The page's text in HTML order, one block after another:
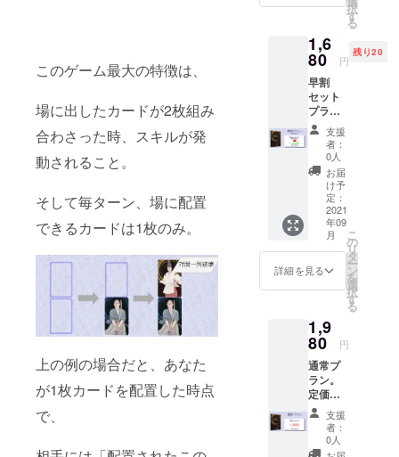
このゲーム最大の特徴は、
場に出したカードが2枚組み
合わさった時、スキルが発
動されること。
そして毎ターン、場に配置
できるカードは1枚のみ。
上の例の場合だと、あなた
が1枚カードを配置した時点
で、
いた方
とし
て、ハ
ンドル
ネーム
また
は、
Twitter
アカウ
ントの
お名前
を掲載
させて
くださ
い！ ※
支援
時、必
ハンド
ルネー
ムまた
は、
Twitter
アカウ
ントを
ご記入
くださ
カード
『戯
略』×１
定価：
1,980円
→1,480
円 通常
価格か
ら500円
OFF！
！ 9月
中旬に
発送予
定とな
りま
す。
択
す
る
1,6
80 円
残り20
早割
セット
プラ
ン。ク
ラウド
ファン
ディン
グ限定
超特価
で300円
OFF！
（1,680
円） リ
ター
ン：
カード
『戯
略』×１
定価：
1,980円
→1,680
円 通常
価格か
ら300円
OFF！
！ 9月
支援
者：
0人
お届
け予
定：
2021
年09
月
詳細を見る
こ
の
リ
タ
ー
ン
を
選
択
す
る
1,9
80 円
通常プ
ラン。
定価
1,980円
で戯略
本体1個
をお届
支援
者：
0人